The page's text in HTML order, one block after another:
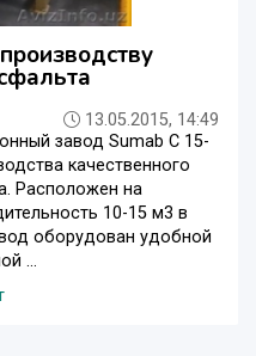
13.05.2015, 14:49
завод Sumab C 15-
качественного
Расположен на
10-15 м3 в
оборудован удобной
...